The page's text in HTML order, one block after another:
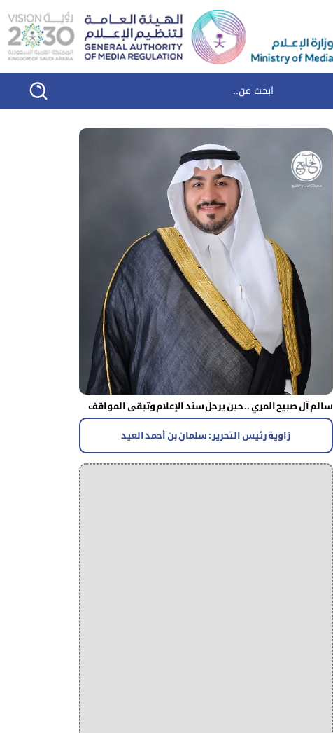
سالم آل صبيح المري .. حين يرحل سند الإعلام وتبقى المواقف
زاوية رئيس التحرير : سلمان بن أحمد العيد